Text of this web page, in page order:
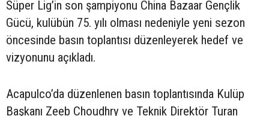
Süper Lig’in son şampiyonu China Bazaar Gençlik
Gücü, kulübün 75. yılı olması nedeniyle yeni sezon
öncesinde basın toplantısı düzenleyerek hedef ve
vizyonunu açıkladı.
Acapulco’da düzenlenen basın toplantısında Kulüp
Başkanı Zeeb Choudhry ve Teknik Direktör Turan